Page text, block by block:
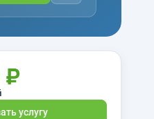
₽
услугу